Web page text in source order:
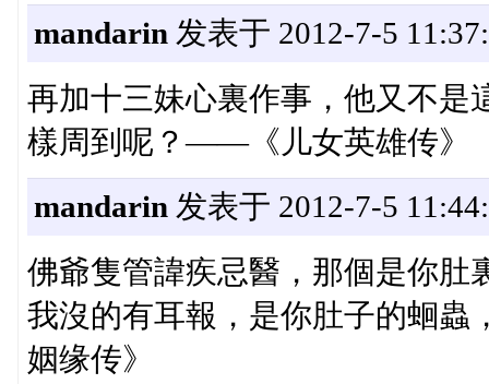
mandarin 发表于 2012-7-5
再加十三妹心裏作事，他又不是
樣周到呢？——《儿女英雄传》
mandarin 发表于 2012-7-5
佛爺隻管諱疾忌醫，那個是你
我沒的有耳報，是你肚子的蛔
姻缘传》